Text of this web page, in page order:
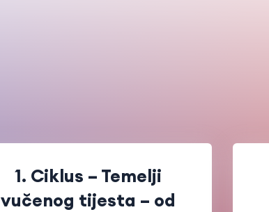
1. Ciklus – Temelji
vučenog tijesta – od